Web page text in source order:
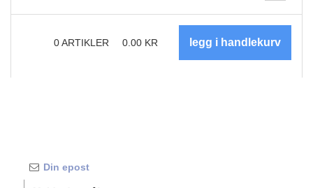
0ARTIKLER 0.00 KR